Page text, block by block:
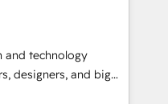
and digital
works in Spanish,
scalable strategies
and technology
designers, and big
and